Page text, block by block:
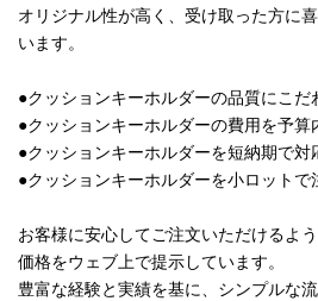
オリジナル性が高く、受け取った方に
います。
●クッションキーホルダーの品質にこだ
●クッションキーホルダーの費用を予算
●クッションキーホルダーを短納期で対
●クッションキーホルダーを小ロットで
お客様に安心してご注文いただけるよ
価格をウェブ上で提示しています。
豊富な経験と実績を基に、シンプルな